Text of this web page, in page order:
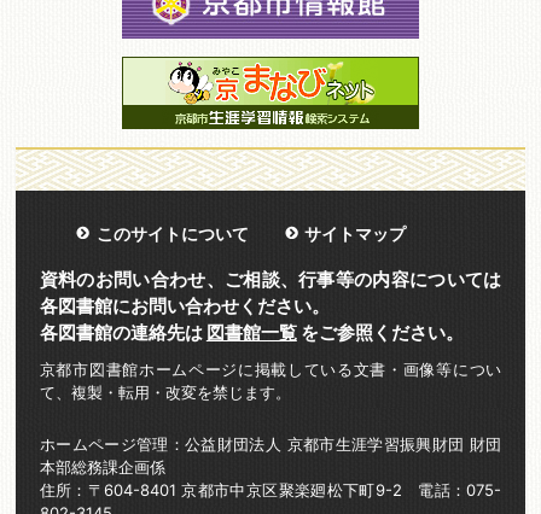
このサイトについて サイトマップ
資料のお問い合わせ、ご相談、行事等の内容については
各図書館にお問い合わせください。
各図書館の連絡先は 図書館一覧をご参照ください。
京都市図書館ホームページに掲載している文書・画像等につい
て、複製・転用・改変を禁じます。
ホームページ管理：公益財団法人 京都市生涯学習振興財団 財団
本部総務課企画係
住所：〒604-8401 京都市中京区聚楽廻松下町9-2 電話：075-